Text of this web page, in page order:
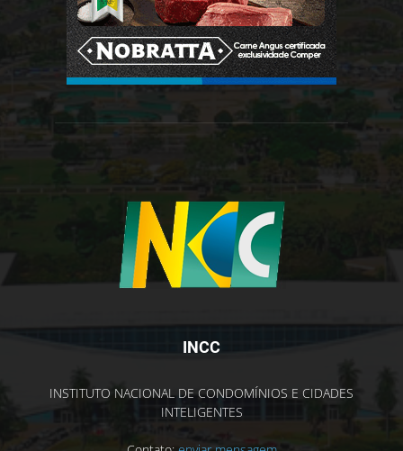
INCC
INSTITUTO NACIONAL DE CONDOMÍNIOS E CIDADES
INTELIGENTES